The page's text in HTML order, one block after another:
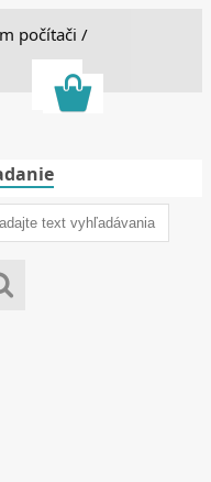
počítači /